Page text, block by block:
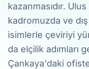
kazanmasıdır.
kadromuzda ve
isimlerle çeviriyi
da elçilik adımları
Çankaya'daki